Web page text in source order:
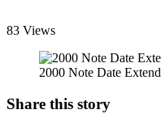
83 Views
2000 Note Date Extend
Share this story